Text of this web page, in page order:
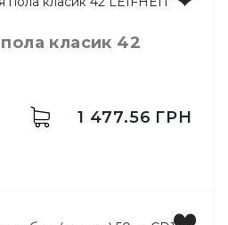
Польша
19 см
Для швабры
класик 42
1 477.56 ГРН